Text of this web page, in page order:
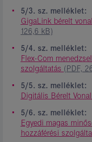
5/3. sz. melléklet:
GigaLink bérelt
126,6 kB)
5/4. sz. melléklet:
Flex-Com
szolgáltatás (PDF,
5/5. sz. melléklet:
Digitális Bérelt
5/6. sz. melléklet:
Egyedi magas
hozzáférési